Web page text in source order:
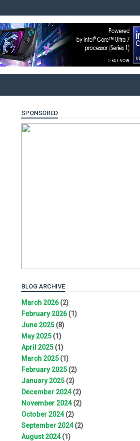
SPONSORED
BLOG ARCHIVE
March 2026(2)
February 2026(1)
June 2025(8)
May 2025(1)
April 2025(1)
March 2025(1)
February 2025(2)
January 2025(2)
December 2024(2)
November 2024(2)
October 2024(2)
September 2024(2)
August 2024(1)